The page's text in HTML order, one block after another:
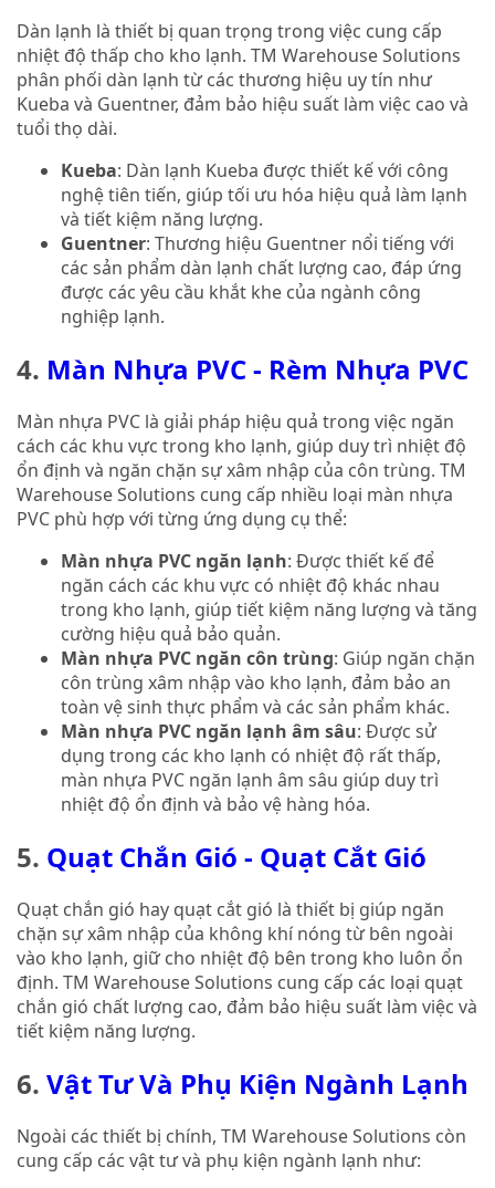
Dàn lạnh là thiết bị quan trọng trong việc cung cấp
nhiệt độ thấp cho kho lạnh. TM Warehouse Solutions
phân phối dàn lạnh từ các thương hiệu uy tín như
Kueba và Guentner, đảm bảo hiệu suất làm việc cao và
tuổi thọ dài.
Kueba: Dàn lạnh Kueba được thiết kế với công
nghệ tiên tiến, giúp tối ưu hóa hiệu quả làm lạnh
và tiết kiệm năng lượng.
Guentner: Thương hiệu Guentner nổi tiếng với
các sản phẩm dàn lạnh chất lượng cao, đáp ứng
được các yêu cầu khắt khe của ngành công
nghiệp lạnh.
4. Màn Nhựa PVC - Rèm Nhựa PVC
Màn nhựa PVC là giải pháp hiệu quả trong việc ngăn
cách các khu vực trong kho lạnh, giúp duy trì nhiệt độ
ổn định và ngăn chặn sự xâm nhập của côn trùng. TM
Warehouse Solutions cung cấp nhiều loại màn nhựa
PVC phù hợp với từng ứng dụng cụ thể:
Màn nhựa PVC ngăn lạnh: Được thiết kế để
ngăn cách các khu vực có nhiệt độ khác nhau
trong kho lạnh, giúp tiết kiệm năng lượng và tăng
cường hiệu quả bảo quản.
Màn nhựa PVC ngăn côn trùng: Giúp ngăn chặn
côn trùng xâm nhập vào kho lạnh, đảm bảo an
toàn vệ sinh thực phẩm và các sản phẩm khác.
Màn nhựa PVC ngăn lạnh âm sâu: Được sử
dụng trong các kho lạnh có nhiệt độ rất thấp,
màn nhựa PVC ngăn lạnh âm sâu giúp duy trì
nhiệt độ ổn định và bảo vệ hàng hóa.
5. Quạt Chắn Gió - Quạt Cắt Gió
Quạt chắn gió hay quạt cắt gió là thiết bị giúp ngăn
chặn sự xâm nhập của không khí nóng từ bên ngoài
vào kho lạnh, giữ cho nhiệt độ bên trong kho luôn ổn
định. TM Warehouse Solutions cung cấp các loại quạt
chắn gió chất lượng cao, đảm bảo hiệu suất làm việc và
tiết kiệm năng lượng.
6. Vật Tư Và Phụ Kiện Ngành Lạnh
Ngoài các thiết bị chính, TM Warehouse Solutions còn
cung cấp các vật tư và phụ kiện ngành lạnh như: